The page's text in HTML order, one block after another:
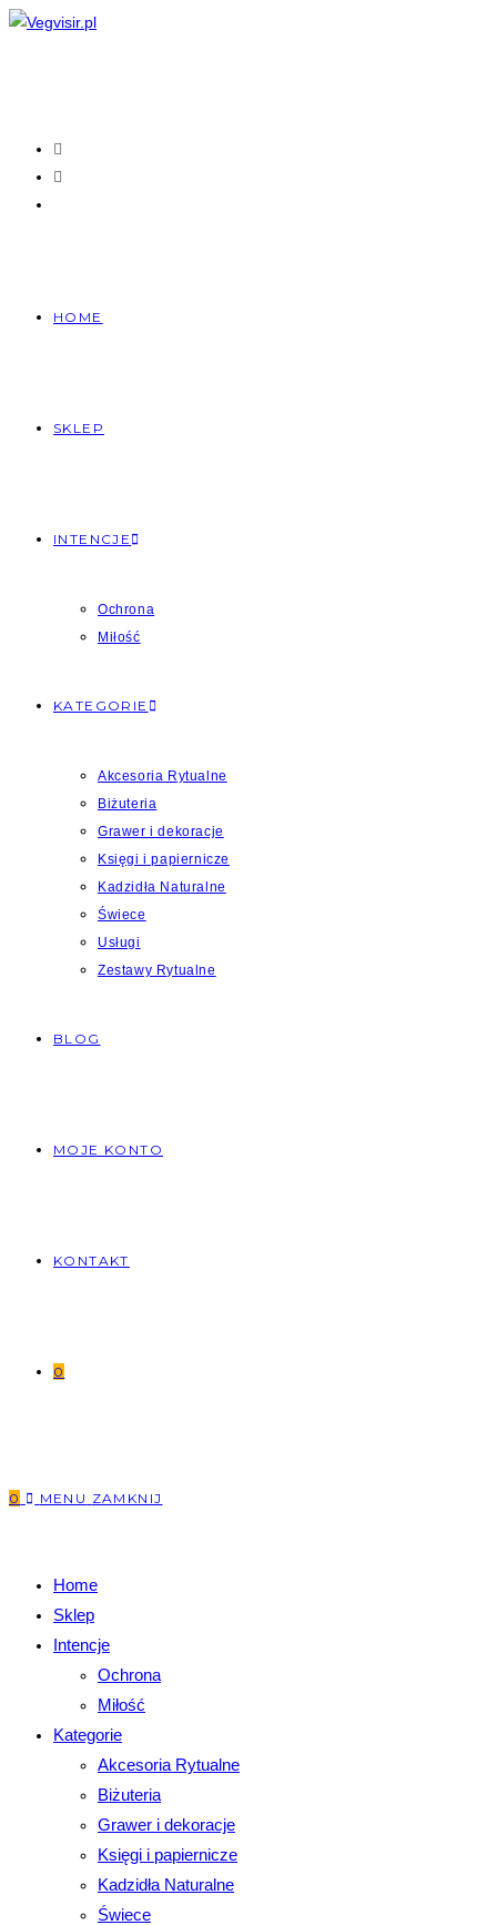
Skip
HOME
SKLEP
INTENCJE
Ochrona
Miłość
KATEGORIE
Akcesoria Rytualne
Biżuteria
Grawer i dekoracje
Księgi i papiernicze
Kadzidła Naturalne
Świece
Usługi
Zestawy Rytualne
BLOG
MOJE KONTO
KONTAKT
0
0 MENU ZAMKNIJ
Home
Sklep
Intencje
Ochrona
Miłość
Kategorie
Akcesoria Rytualne
Biżuteria
Grawer i dekoracje
Księgi i papiernicze
Kadzidła Naturalne
Świece